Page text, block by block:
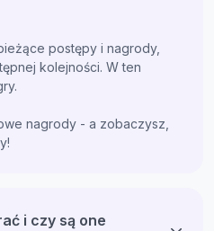
postępy i nagrody,
kolejności. W ten
nagrody - a zobaczysz,
i czy są one